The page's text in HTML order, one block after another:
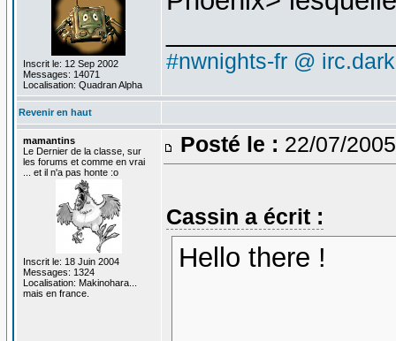
Inscrit le: 12 Sep 2002
Messages: 14071
Localisation: Quadran Alpha
#nwnights-fr @
Revenir en haut
mamantins
Le Dernier de la classe, sur
les forums et comme en vrai
... et il n'a pas honte :o
Inscrit le: 18 Juin 2004
Messages: 1324
Localisation: Makinohara...
mais en france.
Posté le : 22/07/
Cassin a écrit :
Hello there !